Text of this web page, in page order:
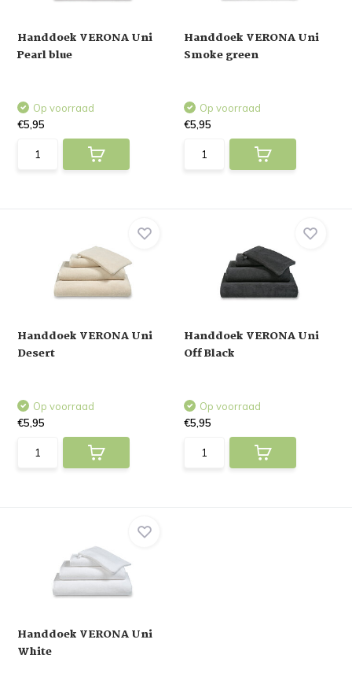
Handdoek VERONA Uni
Pearl blue
Op voorraad
€5,95
Handdoek VERONA Uni
Smoke green
Op voorraad
€5,95
Handdoek VERONA Uni
Desert
Op voorraad
€5,95
Handdoek VERONA Uni
Off Black
Op voorraad
€5,95
Handdoek VERONA Uni
White